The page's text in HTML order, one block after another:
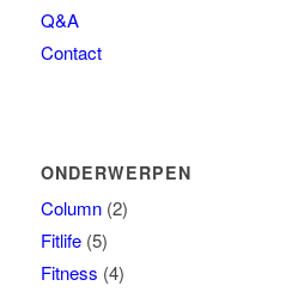
Q&A
Contact
ONDERWERPEN
Column(2)
Fitlife(5)
Fitness (4)